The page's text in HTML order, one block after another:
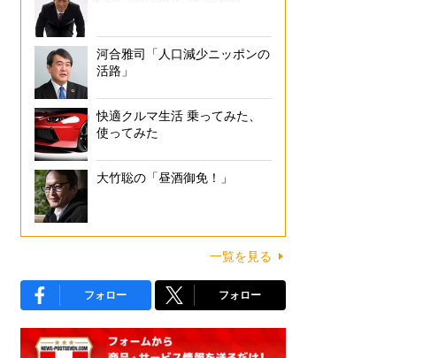
河合雅司「人口減少ニッポンの
活路」
快適クルマ生活 乗ってみた、
使ってみた
大竹聡の「昼酒御免！」
一覧を見る
フォロー フォロー